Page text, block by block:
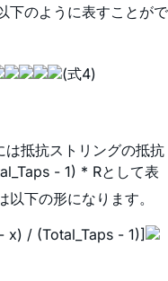
下のように表すことがで
(式4)
抵抗ストリングの抵抗
- 1) * Rとして表
下の形になります。
x) / (Total_Taps - 1)]